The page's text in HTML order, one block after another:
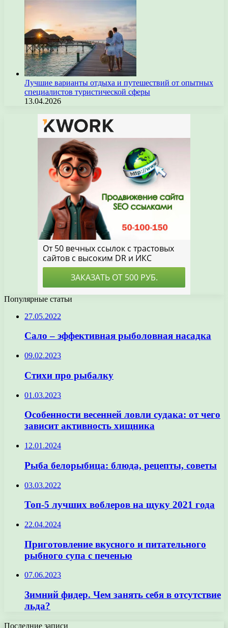
Лучшие варианты отдыха и путешествий от опытных
специалистов туристической сферы
13.04.2026
Популярные статьи
27.05.2022
Сало – эффективная рыболовная насадка
09.02.2023
Стихи про рыбалку
01.03.2023
Особенности весенней ловли судака: от чего
зависит активность хищника
12.01.2024
Рыба белорыбица: блюда, рецепты, советы
03.03.2022
Топ-5 лучших воблеров на щуку 2021 года
22.04.2024
Приготовление вкусного и питательного
рыбного супа с печенью
07.06.2023
Зимний фидер. Чем занять себя в отсутствие
льда?
Последние записи